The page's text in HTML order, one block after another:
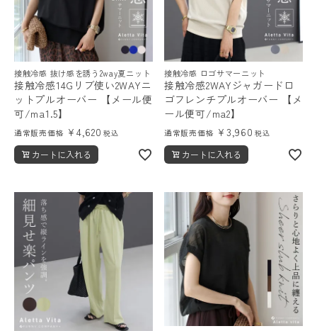
接触冷感 抜け感を誘う2way夏ニット
接触冷感14Gリブ使い2WAYニ
ットプルオーバー 【メール便
可/ma1.5】
通常販売価格 ¥ 4,620 税込
カートに入れる
接触冷感 ロゴサマーニット
接触冷感2WAYジャガードロ
ゴフレンチプルオーバー 【メ
ール便可/ma2】
通常販売価格 ¥ 3,960 税込
カートに入れる